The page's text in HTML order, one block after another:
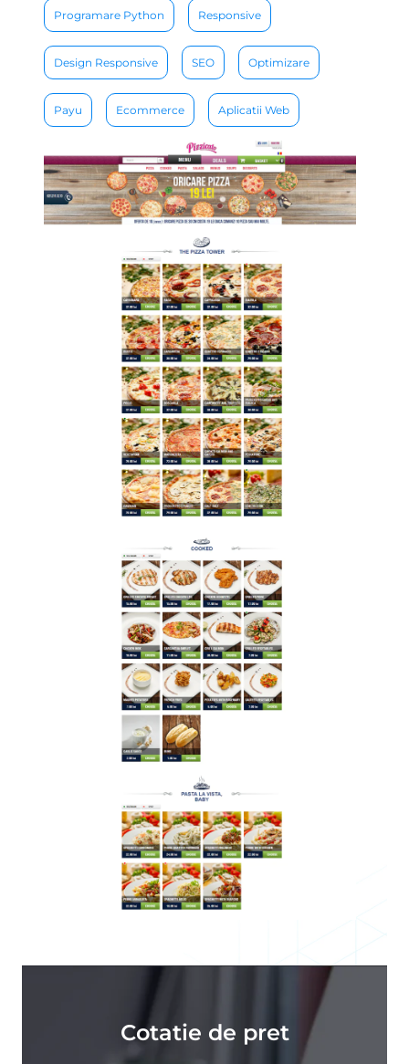
Programare Python Responsive
Design Responsive SEO Optimizare
Payu Ecommerce Aplicatii Web
Cotatie de pret